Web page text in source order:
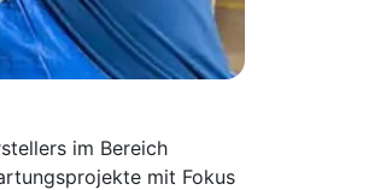
im Bereich
mit Fokus